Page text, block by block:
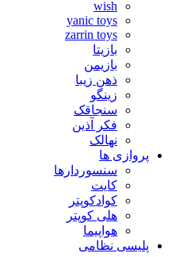
wish
yanic toys
zarrin toys
بازیتا
بازیمن
ذهن زیبا
زینگو
سنجاقک
فکر آذین
نهالک
پروازی ها
سنسوردارها
کایت
کوادکوپتر
هلی کوپتر
هواپیما
پلیسی نظامی